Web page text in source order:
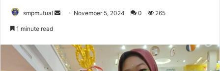
smpmutual
d
a
November 5, 2024 0 265
1 minute read